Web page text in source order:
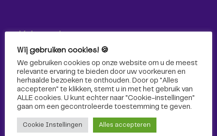
Volg ons!
Volg Omroep Tilburg niet alleen hier, maar ook via social
media!
Wij gebruiken cookies! 🍪
We gebruiken cookies op onze website om u de meest
relevante ervaring te bieden door uw voorkeuren en
herhaalde bezoeken te onthouden. Door op "Alles
accepteren" te klikken, stemt u in met het gebruik van
ALLE cookies. U kunt echter naar "Cookie-instellingen"
gaan om een ​​gecontroleerde toestemming te geven.
Cookie Instellingen Alles accepteren